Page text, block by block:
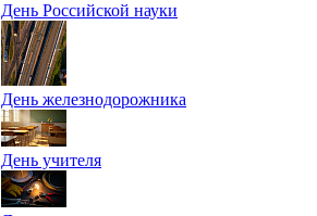
День Российской науки
День железнодорожника
День учителя